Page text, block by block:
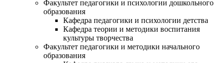
Факультет педагогики и психологии дошкольного
образования
Кафедра педагогики и психологии детства
Кафедра теории и методики воспитания
культуры творчества
Факультет педагогики и методики начального
образования